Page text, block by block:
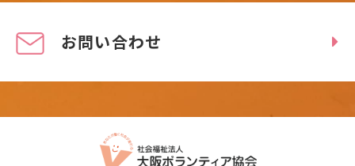
お問い合わせ